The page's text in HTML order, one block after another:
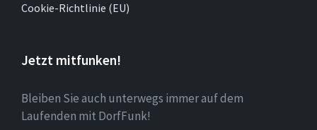
Cookie-Richtlinie (EU)
Jetzt mitfunken!
Bleiben Sie auch unterwegs immer auf dem
Laufenden mit DorfFunk!